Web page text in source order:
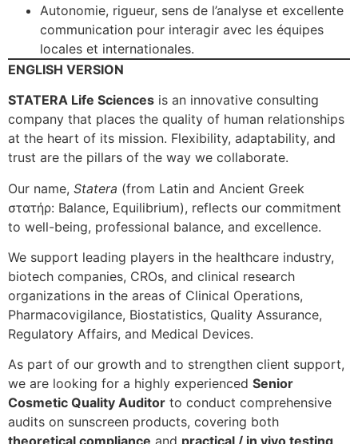
Autonomie, rigueur, sens de l’analyse et excellente
communication pour interagir avec les équipes
locales et internationales.
ENGLISH VERSION
STATERA Life Sciences is an innovative consulting
company that places the quality of human relationships
at the heart of its mission. Flexibility, adaptability, and
trust are the pillars of the way we collaborate.
Our name, Statera (from Latin and Ancient Greek
στατήρ: Balance, Equilibrium), reflects our commitment
to well-being, professional balance, and excellence.
We support leading players in the healthcare industry,
biotech companies, CROs, and clinical research
organizations in the areas of Clinical Operations,
Pharmacovigilance, Biostatistics, Quality Assurance,
Regulatory Affairs, and Medical Devices.
As part of our growth and to strengthen client support,
we are looking for a highly experienced Senior
Cosmetic Quality Auditor to conduct comprehensive
audits on sunscreen products, covering both